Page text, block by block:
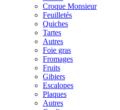
Croque Monsieur
Feuilletés
Quiches
Tartes
Autres
Foie gras
Fromages
Fruits
Gibiers
Escalopes
Plaques
Autres